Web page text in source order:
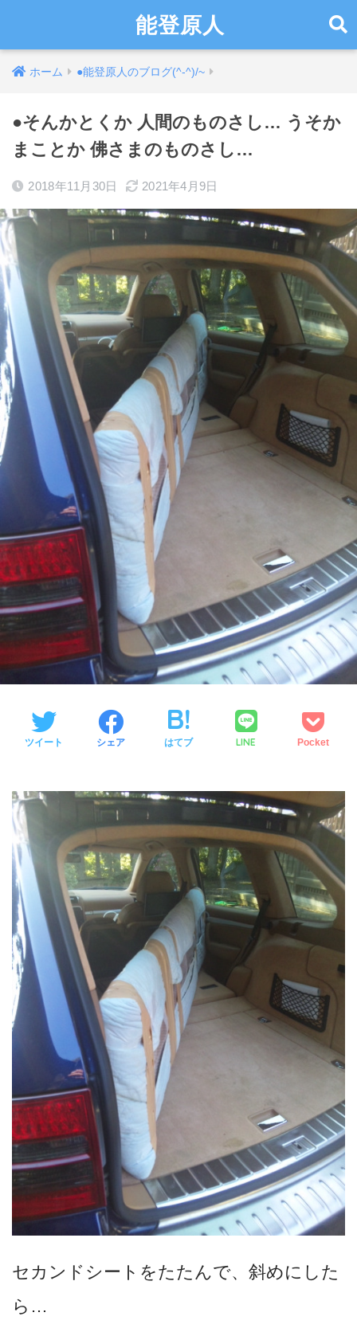
能登原人
ホーム ●能登原人のブログ(^-^)/~
●そんかとくか 人間のものさし… うそか
まことか 佛さまのものさし…
2018年11月30日 2021年4月9日
ツイート シェア はてブ LINE Pocket
セカンドシートをたたんで、斜めにした
ら…